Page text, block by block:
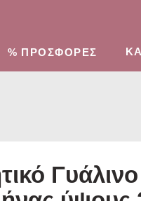
% ΠΡΟΣΦΟΡΕΣ
Γυάλινο